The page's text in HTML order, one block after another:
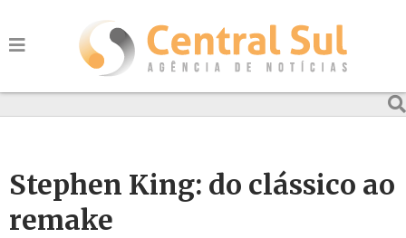
Stephen King: do clássico ao
remake